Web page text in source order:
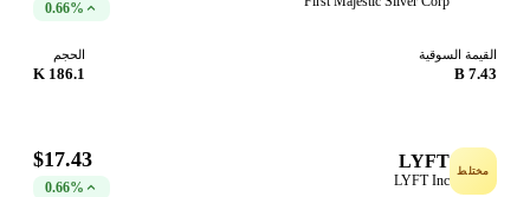
0.66%
القيمة السوقية
7.43 B
الحجم
186.1 K
مختلط LYFT
LYFT Inc
$17.43
0.66%